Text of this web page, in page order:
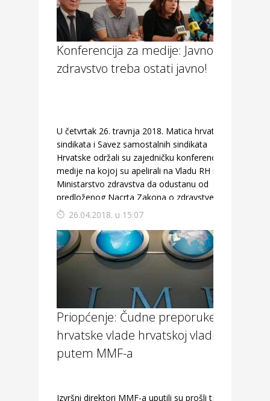
Konferencija za medije: Javno
zdravstvo treba ostati javno!
U četvrtak 26. travnja 2018. Matica hrvatskih
sindikata i Savez samostalnih sindikata
Hrvatske održali su zajedničku konferenciju za
medije na kojoj su apelirali na Vladu RH i
Ministarstvo zdravstva da odustanu od
predloženog Nacrta Zakona o zdravstvenoj
zaštiti. Javno zdravstvo mora ostati javno
Predsjednik SSSH […]
26.04.2018. u 15:07
Priopćenje: Čudne preporuke
hrvatske vlade hrvatskoj vladi
putem MMF-a
Izvršni direktori MMF-a uputili su prošli tjedan